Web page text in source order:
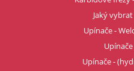
Jaký
Upínače -
Upínače -